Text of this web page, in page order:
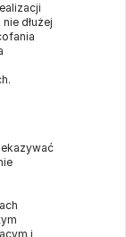
dłużej
i